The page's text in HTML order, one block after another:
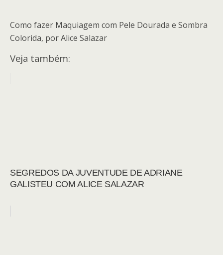
Como fazer Maquiagem com Pele Dourada e Sombra
Colorida, por Alice Salazar
Veja também:
SEGREDOS DA JUVENTUDE DE ADRIANE
GALISTEU COM ALICE SALAZAR